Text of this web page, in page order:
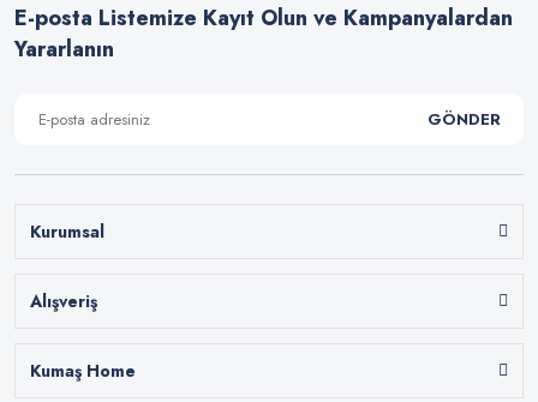
E-posta Listemize Kayıt Olun ve Kampanyalardan
Yararlanın
GÖNDER
Kurumsal
Alışveriş
Kumaş Home